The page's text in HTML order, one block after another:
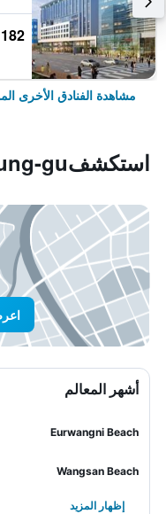
182 ﷼
مشاهدة الفنادق الأخرى
استكشفJung-gu, إنشيون
أشهر المعالم
Eurwangni Beach
Wangsan Beach
إظهار المزيد